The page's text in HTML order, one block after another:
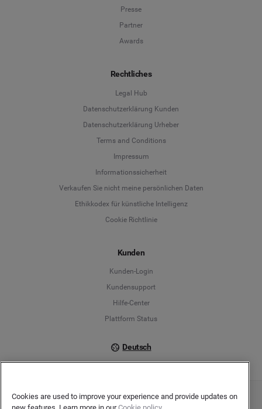
Presse
Partner
Awards
Rechtliches
Legal Hub
Datenschutzerklärung Kunden
Datenschutzerklärung Urheber
Terms and Conditions
Impressum
Informationssicherheit
Verkaufen Sie nicht meine persönlichen Daten
Ethikkodex für künstliche Intelligenz
Cookie Richtlinie
Kunden
Kunden-Login
Kundensupport
Hilfe-Center
Plattform Status
Deutsch
Deutsch
English
Copyright © 2026 Brandwatch. Alle Rechte vorbehalten. De-Saint-Exupéry-Straße 10,
Cookies are used to improve your experience and provide updates on